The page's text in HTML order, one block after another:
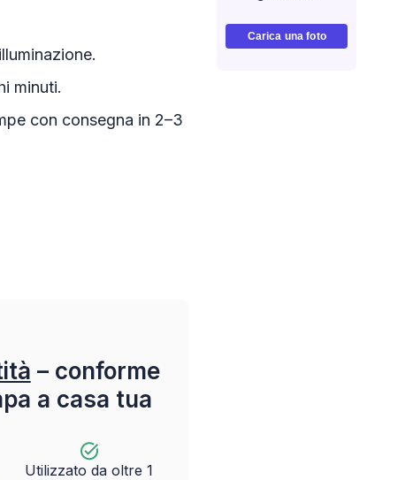
minuti.
con consegna in 2–3
– conforme
a casa tua
Utilizzato da oltre 1
Carica una foto